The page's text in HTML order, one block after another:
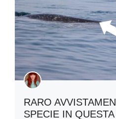
RARO
SPECIE IN QUESTA